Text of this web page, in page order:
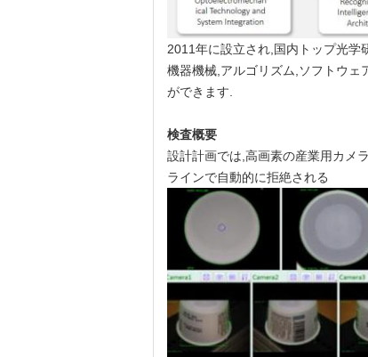
2011年に設立され,国内トップ光学
機器機械,アルゴリズム,ソフトウェ
ができます.
検査概要
設計計画では,高画素の産業用カメ
ラインで自動的に拒絶される